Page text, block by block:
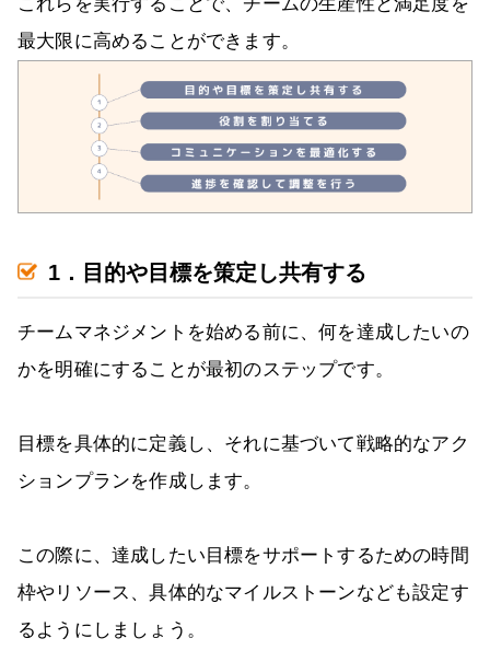
最大限に高めることができます。
1．目的や目標を策定し共有する
チームマネジメントを始める前に、何を達成したいの
かを明確にすることが最初のステップです。
目標を具体的に定義し、それに基づいて戦略的なアク
ションプランを作成します。
この際に、達成したい目標をサポートするための時間
枠やリソース、具体的なマイルストーンなども設定す
るようにしましょう。